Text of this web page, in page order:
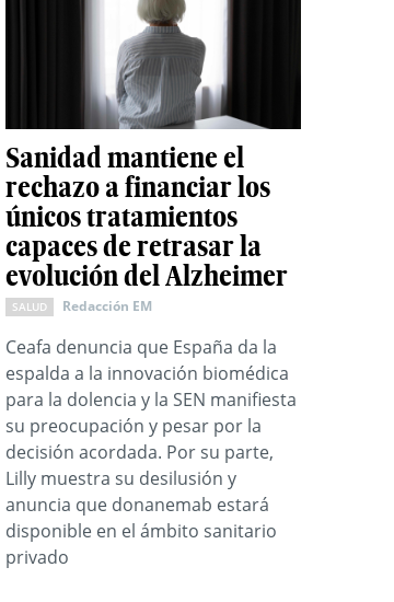
Sanidad mantiene el
rechazo a financiar los
únicos tratamientos
capaces de retrasar la
evolución del Alzheimer
SALUD Redacción EM
Ceafa denuncia que España da la
espalda a la innovación biomédica
para la dolencia y la SEN manifiesta
su preocupación y pesar por la
decisión acordada. Por su parte,
Lilly muestra su desilusión y
anuncia que donanemab estará
disponible en el ámbito sanitario
privado